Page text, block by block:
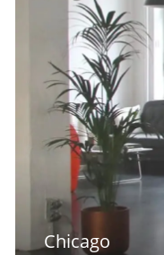
Chicago